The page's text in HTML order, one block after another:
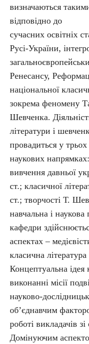
визначаються
відповідно до
сучасних освітніх
Русі-України,
Ренесансу,
національної
зокрема феномену
Шевченка.
літератури і
провадиться у трьох
наукових
вивчення давньої
ст.; класичної
ст.; творчості Т.
навчальна і наукова
кафедри
аспектах –
класична
Концептуальна ідея
виконанні місії
науково-
об’єднавчим
роботі викладачів
Домінуючим